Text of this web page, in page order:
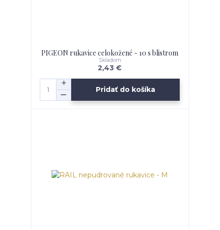
PIGEON rukavice celokožené - 10 s blistrom
2,43 €
Skladom
Pridať do košíka